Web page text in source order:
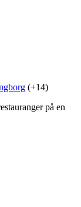
(+14)
på en